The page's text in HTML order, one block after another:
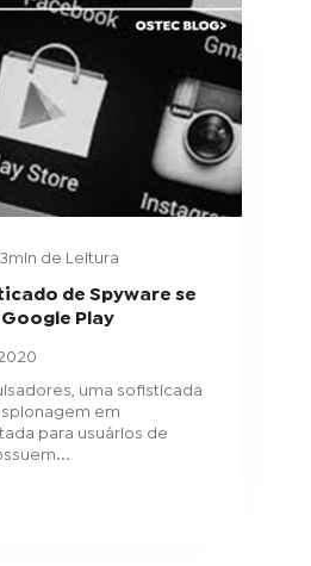
3min de Leitura
de Spyware se
Play
uma sofisticada
em
para usuários de